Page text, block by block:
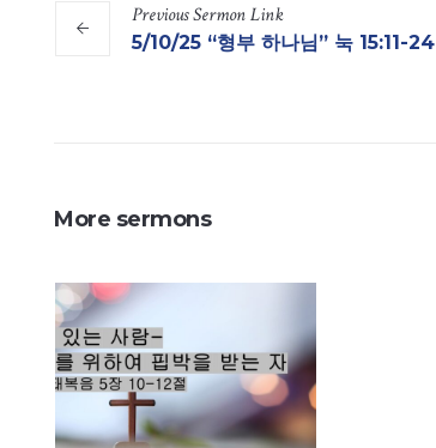
PreviousSermonLink
5/10/25 “형부 하나님” 눅 15:11-24
More sermons